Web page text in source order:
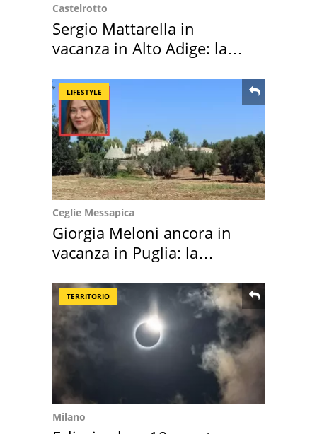
Castelrotto
Sergio Mattarella in
vacanza in Alto Adige: la
LIFESTYLE
Ceglie Messapica
Giorgia Meloni ancora in
vacanza in Puglia: la
TERRITORIO
Milano